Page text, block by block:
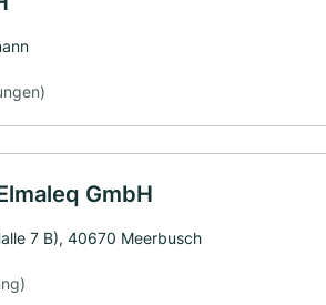
GmbH
7 B), 40670 Meerbusch